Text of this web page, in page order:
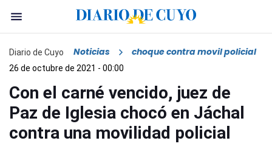
Diario de Cuyo Noticias choque contra movil policial
26 de octubre de 2021 - 00:00
Con el carné vencido, juez de
Paz de Iglesia chocó en Jáchal
contra una movilidad policial